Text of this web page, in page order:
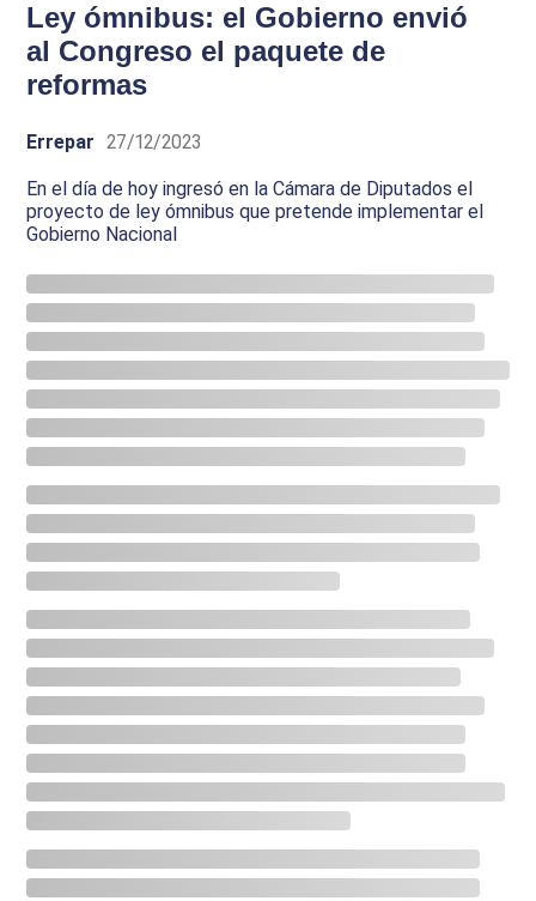
Ley ómnibus: el Gobierno envió
al Congreso el paquete de
reformas
Errepar 27/12/2023
En el día de hoy ingresó en la Cámara de Diputados el
proyecto de ley ómnibus que pretende implementar el
Gobierno Nacional